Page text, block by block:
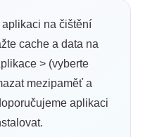
na čištění
cache a data na
> (vyberte
mezipaměť a
aplikaci